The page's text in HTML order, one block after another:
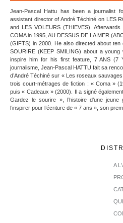
Jean-Pascal Hattu has been a journalist
assistant director of André Téchiné on LES
and LES VOLEURS (THIEVES).
COMA in 1995, AU DESSUS DE LA MER
(GIFTS) in 2000. He also directed about ten
SOURIRE (KEEP SMILING) about a
inspire him for his first feature, 7 ANS (7
journalisme, Jean-Pascal HATTU fait sa
d’André Téchiné sur « Les roseaux
trois court-métrages de fiction : « Coma »
puis « Cadeaux » (2000). Il a signé
Gardez le sourire », l’histoire d’une
l’inspirer pour l’écriture de « 7 ans », son
A